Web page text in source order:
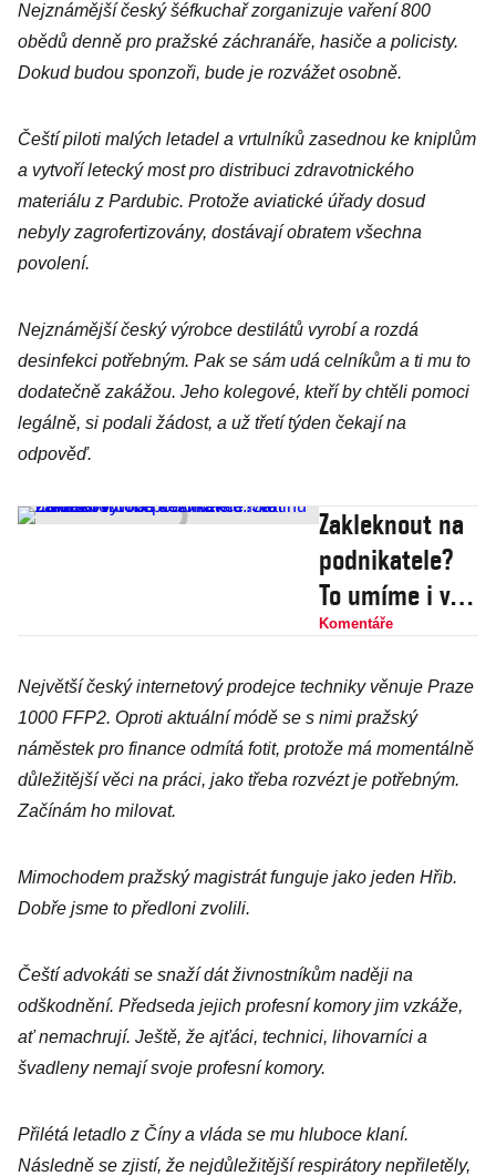
Nejznámější český šéfkuchař zorganizuje vaření 800
obědů denně pro pražské záchranáře, hasiče a policisty.
Dokud budou sponzoři, bude je rozvážet osobně.
Čeští piloti malých letadel a vrtulníků zasednou ke kniplům
a vytvoří letecký most pro distribuci zdravotnického
materiálu z Pardubic. Protože aviatické úřady dosud
nebyly zagrofertizovány, dostávají obratem všechna
povolení.
Nejznámější český výrobce destilátů vyrobí a rozdá
desinfekci potřebným. Pak se sám udá celníkům a ti mu to
dodatečně zakážou. Jeho kolegové, kteří by chtěli pomoci
legálně, si podali žádost, a už třetí týden čekají na
odpověď.
Zakleknout na
podnikatele?
To umíme i v
době
Stát zakázal
výrobu
dezinfekce
Komentáře
Největší český internetový prodejce techniky věnuje Praze
1000 FFP2. Oproti aktuální módě se s nimi pražský
náměstek pro finance odmítá fotit, protože má momentálně
důležitější věci na práci, jako třeba rozvézt je potřebným.
Začínám ho milovat.
Mimochodem pražský magistrát funguje jako jeden Hřib.
Dobře jsme to předloni zvolili.
Čeští advokáti se snaží dát živnostníkům naději na
odškodnění. Předseda jejich profesní komory jim vzkáže,
ať nemachrují. Ještě, že ajťáci, technici, lihovarníci a
švadleny nemají svoje profesní komory.
Přilétá letadlo z Číny a vláda se mu hluboce klaní.
Následně se zjistí, že nejdůležitější respirátory nepřiletěly,